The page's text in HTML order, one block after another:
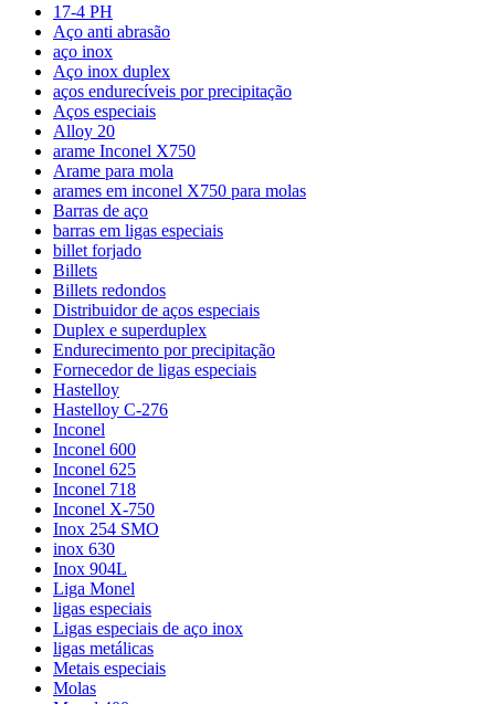
17-4 PH
Aço anti abrasão
aço inox
Aço inox duplex
aços endurecíveis por precipitação
Aços especiais
Alloy 20
arame Inconel X750
Arame para mola
arames em inconel X750 para molas
Barras de aço
barras em ligas especiais
billet forjado
Billets
Billets redondos
Distribuidor de aços especiais
Duplex e superduplex
Endurecimento por precipitação
Fornecedor de ligas especiais
Hastelloy
Hastelloy C-276
Inconel
Inconel 600
Inconel 625
Inconel 718
Inconel X-750
Inox 254 SMO
inox 630
Inox 904L
Liga Monel
ligas especiais
Ligas especiais de aço inox
ligas metálicas
Metais especiais
Molas